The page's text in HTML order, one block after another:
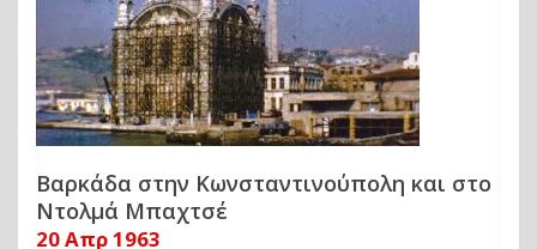
Βαρκάδα στην Κωνσταντινούπολη και στο
Ντολμά Μπαχτσέ
20 Απρ 1963